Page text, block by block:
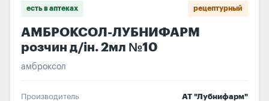
есть в аптеках рецептурный
АМБРОКСОЛ-ЛУБНИФАРМ
розчин д/ін. 2мл №10
амброксол
Производитель
АТ "Лубнифарм"